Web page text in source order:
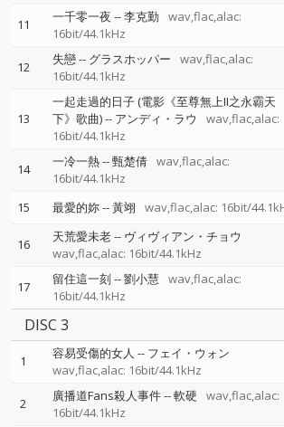
11 一千零一夜 --李克勤
wav,flac,alac:
16bit/44.1kHz
12 失戀-- グラスホッパー
wav,flac,alac:
16bit/44.1kHz
13
一起走過的日子 (電影《至尊無上II之永霸天
下》歌曲)-- アンディ・ラウ
wav,flac,alac:
16bit/44.1kHz
14 一冷一熱--甄楚倩 wav,flac,alac:
16bit/44.1kHz
15 最愛的妳--黃翊 wav,flac,alac: 16bit/
16 天荒愛未老-- ヴィヴィアン・チョウ
wav,flac,alac: 16bit/44.1kHz
17 留住這一刻--劉小慧 wav,flac,alac:
16bit/44.1kHz
DISC 3
1 容易受傷的女人 -- フェイ・ウォン
wav,flac,alac: 16bit/44.1kHz
2 廣播道Fans殺人事件--軟硬
wav,flac,alac:
16bit/44.1kHz